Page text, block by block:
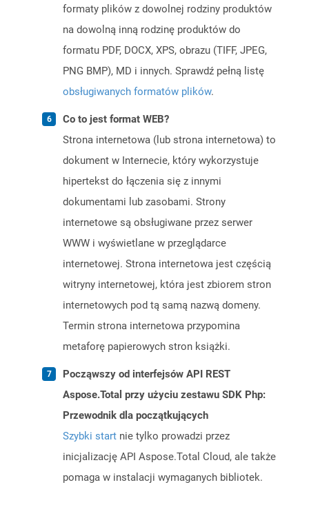
formaty plików z dowolnej rodziny produktów
na dowolną inną rodzinę produktów do
formatu PDF, DOCX, XPS, obrazu (TIFF, JPEG,
PNG BMP), MD i innych. Sprawdź pełną listę
obsługiwanych formatów plików.
Co to jest format WEB?
Strona internetowa (lub strona internetowa) to
dokument w Internecie, który wykorzystuje
hipertekst do łączenia się z innymi
dokumentami lub zasobami. Strony
internetowe są obsługiwane przez serwer
WWW i wyświetlane w przeglądarce
internetowej. Strona internetowa jest częścią
witryny internetowej, która jest zbiorem stron
internetowych pod tą samą nazwą domeny.
Termin strona internetowa przypomina
metaforę papierowych stron książki.
Począwszy od interfejsów API REST
Aspose.Total przy użyciu zestawu SDK Php:
Przewodnik dla początkujących
Szybki start nie tylko prowadzi przez
inicjalizację API Aspose.Total Cloud, ale także
pomaga w instalacji wymaganych bibliotek.